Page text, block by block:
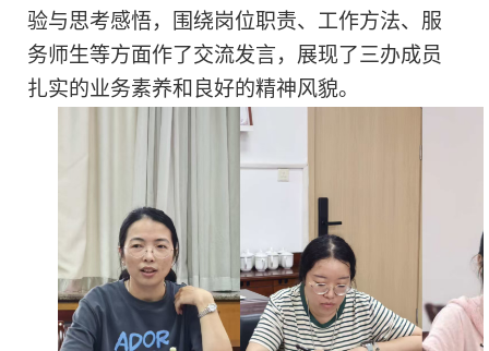
验与思考感悟，围绕岗位职责、工作方法、服
务师生等方面作了交流发言，展现了三办成员
扎实的业务素养和良好的精神风貌。